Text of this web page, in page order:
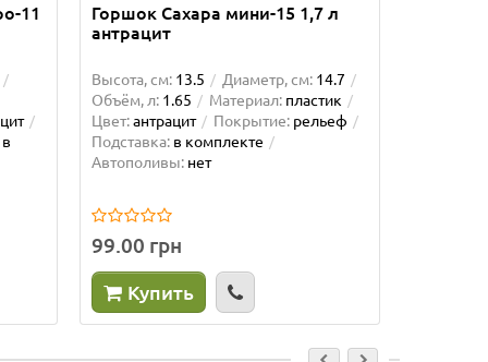
11
в
Горшок Сахара мини-15 1,7 л
антрацит
Высота, см: 13.5 Диаметр, см: 14.7
Объём, л: 1.65 Материал: пластик
Цвет:антрацит Покрытие: рельеф
Подставка: в комплекте
Автополивы: нет
99.00 грн
Купить